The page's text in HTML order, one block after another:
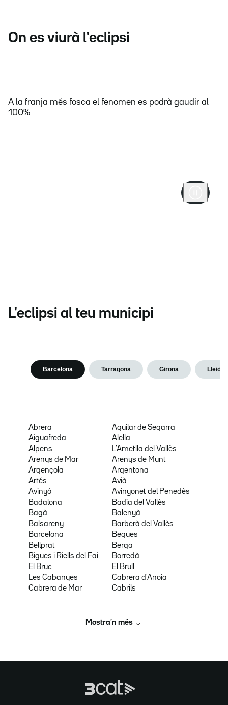
On es viurà l'eclipsi
A la franja més fosca el fenomen es podrà gaudir al
100%
L'eclipsi al teu municipi
Barcelona Tarragona Girona Lleida
Abrera
Aguilar de Segarra
Aiguafreda
Alella
Alpens
L'Ametlla del Vallès
Arenys de Mar
Arenys de Munt
Argençola
Argentona
Artés
Avià
Avinyó
Avinyonet del Penedès
Badalona
Badia del Vallès
Bagà
Balenyà
Balsareny
Barberà del Vallès
Barcelona
Begues
Bellprat
Berga
Bigues i Riells del Fai
Borredà
El Bruc
El Brull
Les Cabanyes
Cabrera d'Anoia
Cabrera de Mar
Cabrils
Mostra’n més